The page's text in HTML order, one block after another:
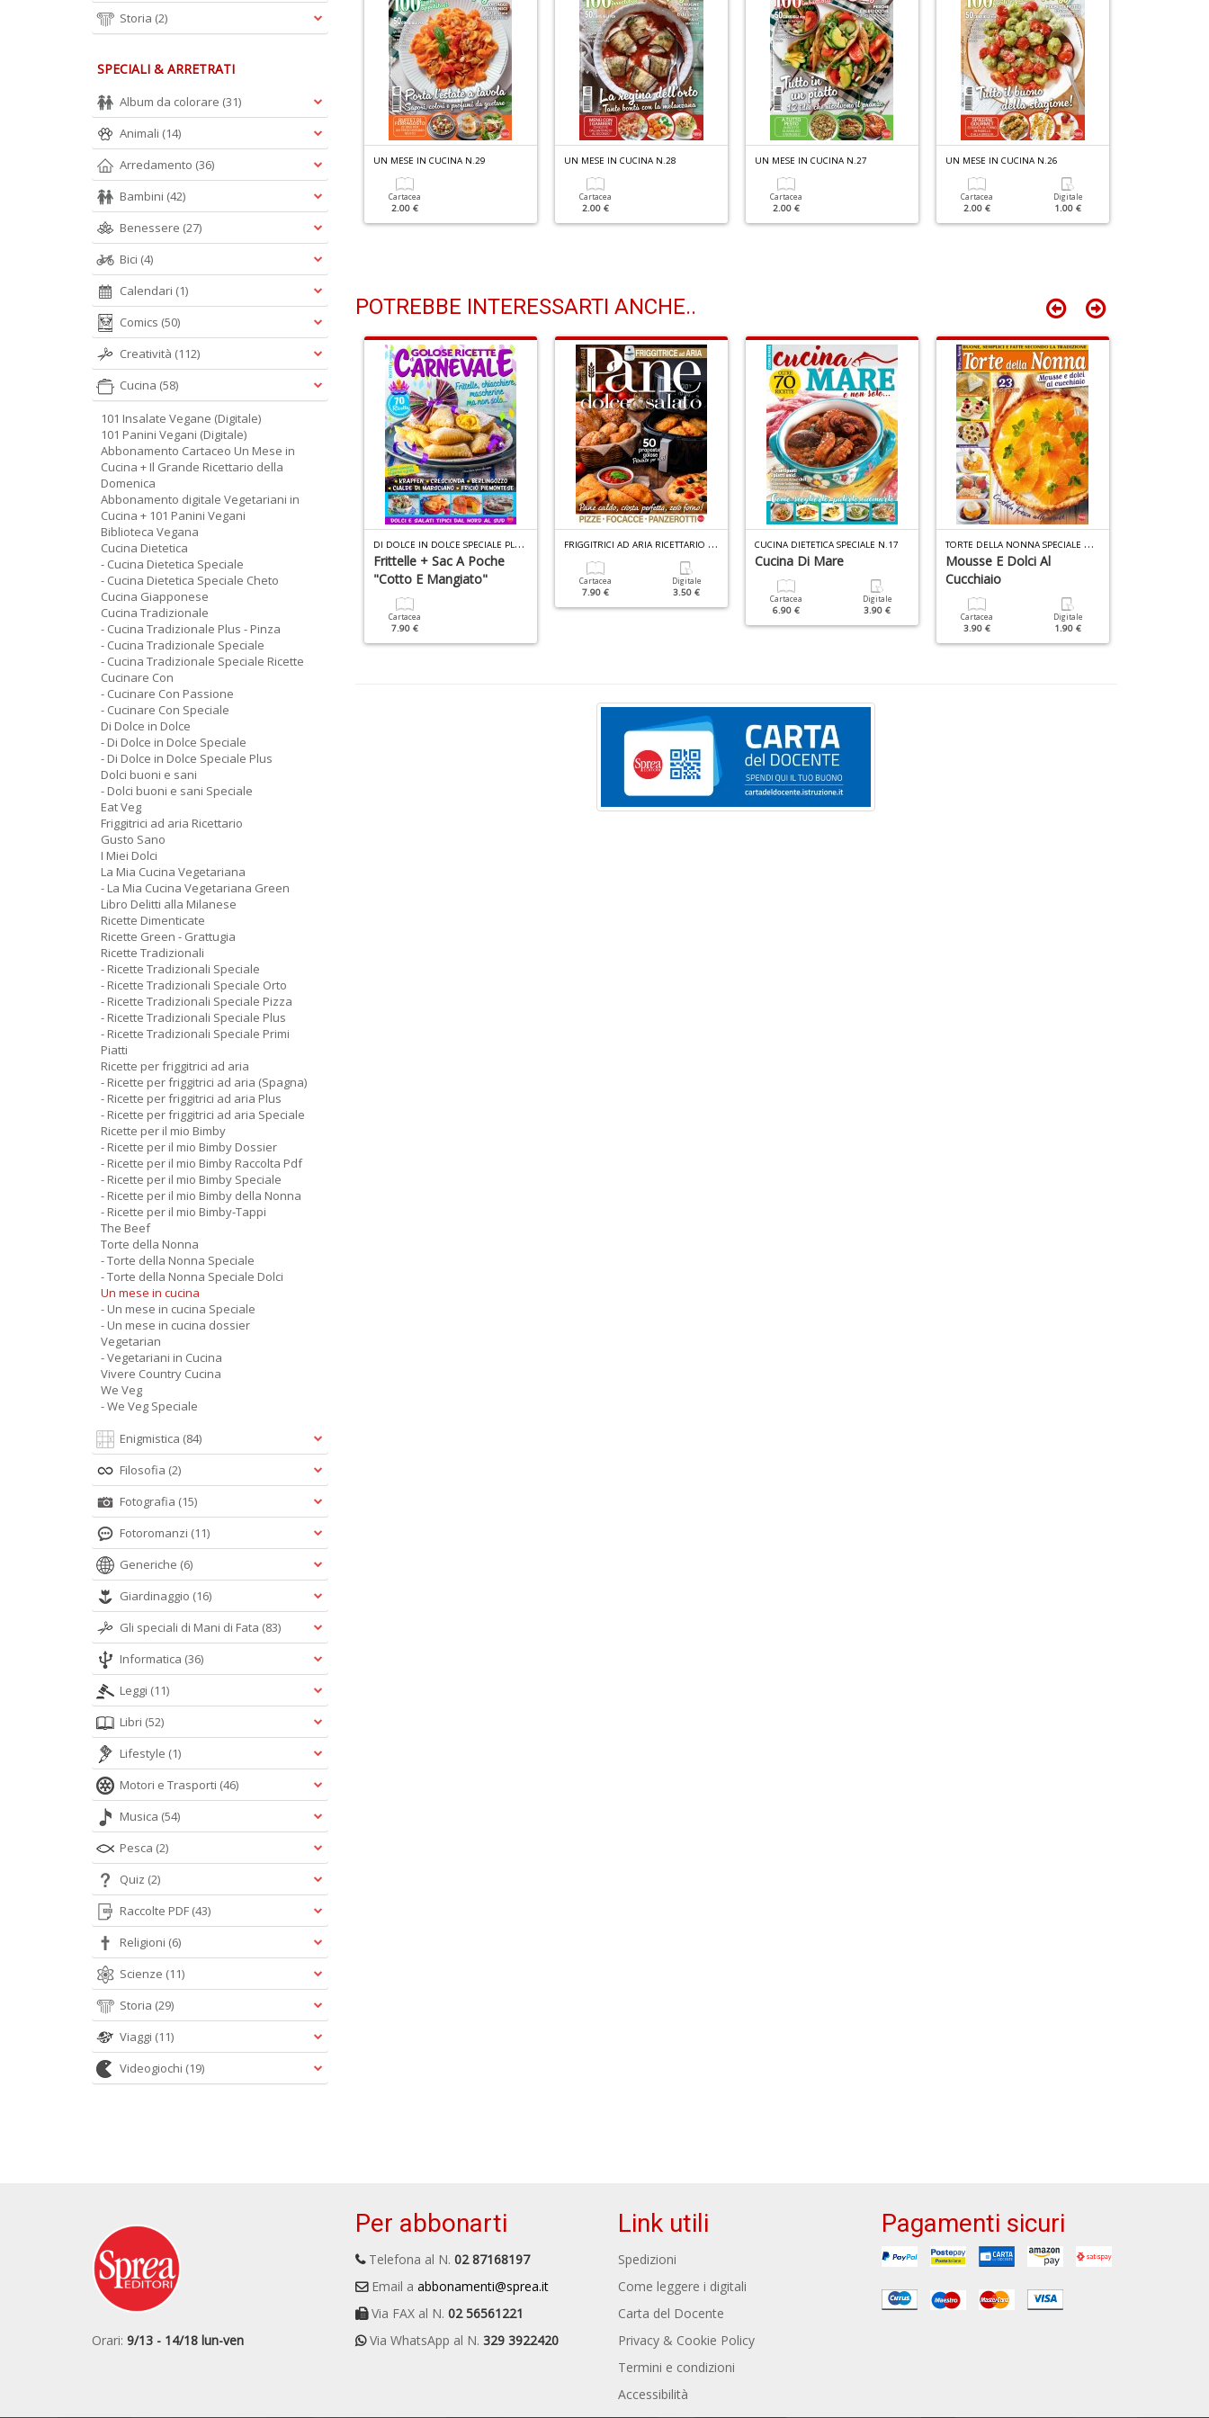
MESE IN CUCINA N.15
Idee Per Farcire Le
Di Stagione
Digitale
1.00 €
UN MESE IN CUCINA N.14
Tanti Piatti Per Ogni
Giorno
Cartacea
9.90 €
Digitale
1.00 €
UN MESE IN CUCINA N.29
Cartacea
2.00 €
UN MESE IN CUCINA N.28
Cartacea
2.00 €
UN MESE IN CUCINA N.27
Cartacea
2.00 €
UN MESE IN CUCINA N.26
Cartacea
2.00 €
Digitale
1.00 €
POTREBBE INTERESSARTI ANCHE..
R
ICETTE PER FRIGGITRICI AD ARIA SPECIALE N.2
Digitale
2.90 €
Torte Autunnali
Cartacea
6.90 €
D
I DOLCE IN DOLCE SPECIALE PLUS N.1
Frittelle + Sac A Poche
"Cotto E Mangiato"
Cartacea
7.90 €
F
RIGGITRICI AD ARIA RICETTARIO N.2
Cartacea
7.90 €
Digitale
3.50 €
CUCINA DIETETICA SPECIALE N.17
Cucina Di Mare
Cartacea
6.90 €
Digitale
3.90 €
T
ORTE DELLA NONNA SPECIALE N.47
Mousse E Dolci Al
Cucchiaio
Cartacea
3.90 €
Digitale
1.90 €
Storia (2)
SPECIALI & ARRETRATI
Album da colorare (31)
Animali (14)
Arredamento (36)
Bambini (42)
Benessere (27)
Bici (4)
Calendari (1)
Comics (50)
Creatività (112)
Cucina (58)
101 Insalate Vegane (Digitale)
101 Panini Vegani (Digitale)
Abbonamento Cartaceo Un Mese in
Cucina + Il Grande Ricettario della
Domenica
Abbonamento digitale Vegetariani in
Cucina + 101 Panini Vegani
Biblioteca Vegana
Cucina Dietetica
- Cucina Dietetica Speciale
- Cucina Dietetica Speciale Cheto
Cucina Giapponese
Cucina Tradizionale
- Cucina Tradizionale Plus - Pinza
- Cucina Tradizionale Speciale
- Cucina Tradizionale Speciale Ricette
Cucinare Con
- Cucinare Con Passione
- Cucinare Con Speciale
Di Dolce in Dolce
- Di Dolce in Dolce Speciale
- Di Dolce in Dolce Speciale Plus
Dolci buoni e sani
- Dolci buoni e sani Speciale
Eat Veg
Friggitrici ad aria Ricettario
Gusto Sano
I Miei Dolci
La Mia Cucina Vegetariana
- La Mia Cucina Vegetariana Green
Libro Delitti alla Milanese
Ricette Dimenticate
Ricette Green - Grattugia
Ricette Tradizionali
- Ricette Tradizionali Speciale
- Ricette Tradizionali Speciale Orto
- Ricette Tradizionali Speciale Pizza
- Ricette Tradizionali Speciale Plus
- Ricette Tradizionali Speciale Primi
Piatti
Ricette per friggitrici ad aria
- Ricette per friggitrici ad aria (Spagna)
- Ricette per friggitrici ad aria Plus
- Ricette per friggitrici ad aria Speciale
Ricette per il mio Bimby
- Ricette per il mio Bimby Dossier
- Ricette per il mio Bimby Raccolta Pdf
- Ricette per il mio Bimby Speciale
- Ricette per il mio Bimby della Nonna
- Ricette per il mio Bimby-Tappi
The Beef
Torte della Nonna
- Torte della Nonna Speciale
- Torte della Nonna Speciale Dolci
Un mese in cucina
- Un mese in cucina Speciale
- Un mese in cucina dossier
Vegetarian
- Vegetariani in Cucina
Vivere Country Cucina
We Veg
- We Veg Speciale
Enigmistica (84)
Filosofia (2)
Fotografia (15)
Fotoromanzi (11)
Generiche (6)
Giardinaggio (16)
Gli speciali di Mani di Fata (83)
Informatica (36)
Leggi (11)
Libri (52)
Lifestyle (1)
Motori e Trasporti (46)
Musica (54)
Pesca (2)
Quiz (2)
Raccolte PDF (43)
Religioni (6)
Scienze (11)
Storia (29)
Viaggi (11)
Videogiochi (19)
Orari: 9/13 - 14/18 lun-ven
Per abbonarti
Telefona al N. 02 87168197
Email a abbonamenti@sprea.it
Via FAX al N. 02 56561221
Via WhatsApp al N. 329 3922420
Link utili
Spedizioni
Come leggere i digitali
Carta del Docente
Privacy & Cookie Policy
Termini e condizioni
Accessibilità
Pagamenti sicuri